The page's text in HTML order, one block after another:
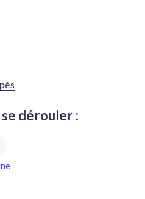
se dérouler :